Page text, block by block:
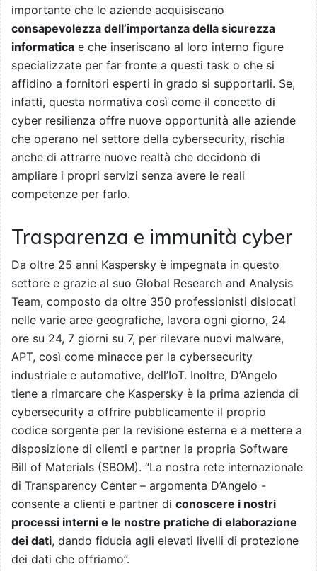
importante che le aziende acquisiscano
consapevolezza dell’importanza della sicurezza
informatica e che inseriscano al loro interno figure
specializzate per far fronte a questi task o che si
affidino a fornitori esperti in grado si supportarli. Se,
infatti, questa normativa così come il concetto di
cyber resilienza offre nuove opportunità alle aziende
che operano nel settore della cybersecurity, rischia
anche di attrarre nuove realtà che decidono di
ampliare i propri servizi senza avere le reali
competenze per farlo.
Trasparenza e immunità cyber
Da oltre 25 anni Kaspersky è impegnata in questo
settore e grazie al suo Global Research and Analysis
Team, composto da oltre 350 professionisti dislocati
nelle varie aree geografiche, lavora ogni giorno, 24
ore su 24, 7 giorni su 7, per rilevare nuovi malware,
APT, così come minacce per la cybersecurity
industriale e automotive, dell’IoT. Inoltre, D’Angelo
tiene a rimarcare che Kaspersky è la prima azienda di
cybersecurity a offrire pubblicamente il proprio
codice sorgente per la revisione esterna e a mettere a
disposizione di clienti e partner la propria Software
Bill of Materials (SBOM). “La nostra rete internazionale
di Transparency Center – argomenta D’Angelo -
consente a clienti e partner di conoscere i nostri
processi interni e le nostre pratiche di elaborazione
dei dati, dando fiducia agli elevati livelli di protezione
dei dati che offriamo”.